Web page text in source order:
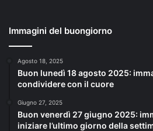
Immagini del buongiorno
Agosto 18, 2025
Buon lunedì 18 agosto 2025:
condividere con il cuore
Giugno 27, 2025
Buon venerdì 27 giugno 2025:
iniziare l’ultimo giorno della